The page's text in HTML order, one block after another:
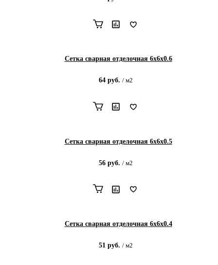
Сетка сварная отделочная 6х6х0.6
64 руб. / м2
Сетка сварная отделочная 6х6х0.5
56 руб. / м2
Сетка сварная отделочная 6х6х0.4
51 руб. / м2